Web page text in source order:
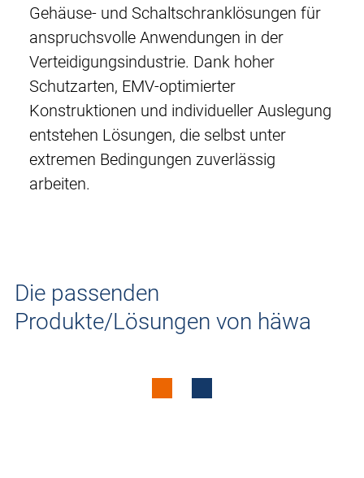
Gehäuse- und Schaltschranklösungen für
anspruchsvolle Anwendungen in der
Verteidigungsindustrie. Dank hoher
Schutzarten, EMV-optimierter
Konstruktionen und individueller Auslegung
entstehen Lösungen, die selbst unter
extremen Bedingungen zuverlässig
arbeiten.
Die passenden
Produkte/Lösungen von häwa
Klemmenkasten
Hygienic Equipment
HE2451
Schaltschränke aus
Edelstahl